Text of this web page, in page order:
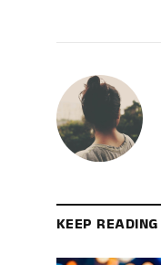
KEEP READING